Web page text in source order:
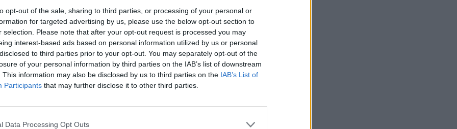
opt-out of the sale, sharing to third parties, or processing of your personal or
for targeted advertising by us, please use the below opt-out section to
selection. Please note that after your opt-out request is processed you may
interest-based ads based on personal information utilized by us or personal
to third parties prior to your opt-out. You may separately opt-out of the
of your personal information by third parties on the IAB’s list of downstream
This information may also be disclosed by us to third parties on the IAB’s List of
Participants that may further disclose it to other third parties.
Data Processing Opt Outs